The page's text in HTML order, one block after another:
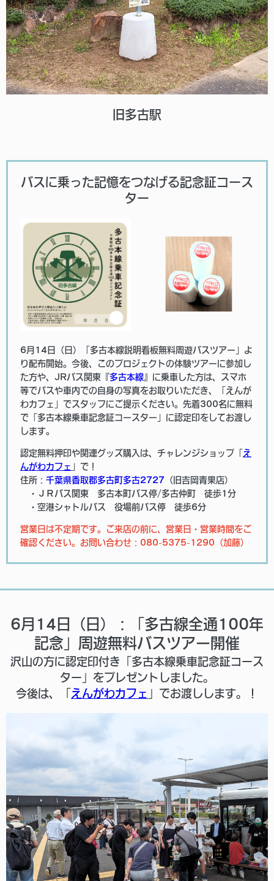
旧多古駅
バスに乗った記憶をつなげる記念証コース
ター
6月14日（日）「多古本線説明看板無料周遊バスツアー」よ
り配布開始。今後、このプロジェクトの体験ツアーに参加し
た方や、JRバス関東『多古本線 』に乗車した方は、スマホ
等でバスや車内での自身の写真をお取りいただき、「えんが
わカフェ」でスタッフにご提示ください。先着300名に無料
で「多古本線乗車記念証コースター」に認定印をしてお渡し
します。
認定無料押印や関連グッズ購入は、チャレンジショップ「 え
んがわカフェ 」で！
住所： 千葉県香取郡多古町多古2727 （旧吉岡青果店）
・ＪＲバス関東 多古本町バス停/多古仲町 徒歩1分
・空港シャトルバス 役場前バス停 徒歩6分
営業日は不定期です。ご来店の前に、営業日・営業時間をご
確認ください。お問い合わせ：080-5375-1290（加藤）
6月14日（日）：「多古線全通100年
記念」周遊無料バスツアー開催
沢山の方に認定印付き「多古本線乗車記念証コース
ター」をプレゼントしました。
今後は、「
えんがわカフェ 」でお渡しします。！